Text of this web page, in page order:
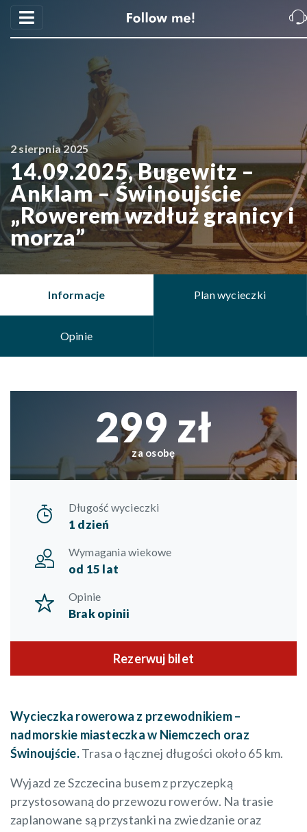
2 sierpnia 2025
14.09.2025, Bugewitz –
Anklam – Świnoujście
„Rowerem wzdłuż granicy i
morza”
Informacje Plan wycieczki
Opinie
299 zł
za osobę
Długość wycieczki
1 dzień
Wymagania wiekowe
od 15 lat
Opinie
Brak opinii
Rezerwuj bilet
Wycieczka rowerowa z przewodnikiem –
nadmorskie miasteczka w Niemczech oraz
Świnoujście.Trasa o łącznej długości około 65 km.
Wyjazd ze Szczecina busem z przyczepką
przystosowaną do przewozu rowerów. Na trasie
zaplanowane są przystanki na zwiedzanie oraz